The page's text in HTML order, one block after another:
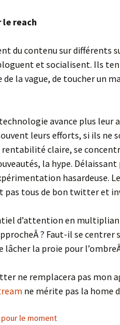
le reach
du contenu sur différents
et socialisent. Ils
la vague, de toucher un
avance plus leur
leurs efforts, si ils ne
rentabilité claire, se
la hype.
hasardeuse.
pas tous de bon twitter et
d’attention en
? Faut-il se centrer
lâcher la proie pour
ne remplacera pas mon
ne mérite pas la home
le moment